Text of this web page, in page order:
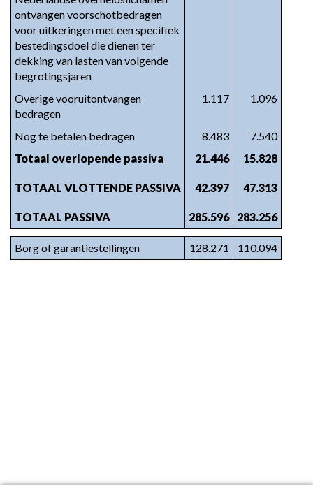
ontvangen voorschotbedragen
voor uitkeringen met een specifiek
bestedingsdoel die dienen ter
dekking van lasten van volgende
begrotingsjaren
Overige vooruitontvangen
bedragen
1.117 1.096
Nog te betalen bedragen 8.483
7.540
Totaal overlopende passiva
21.446 15.828
TOTAAL VLOTTENDE PASSIVA 42.397 47.313
TOTAAL PASSIVA 285.596 283.256
Borg of garantiestellingen 128.271 110.094